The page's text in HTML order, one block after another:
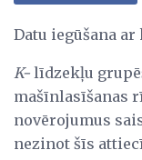
Datu iegūšana
K- līdzekļu
mašīnlasīšanas
novērojumus
nezinot šīs